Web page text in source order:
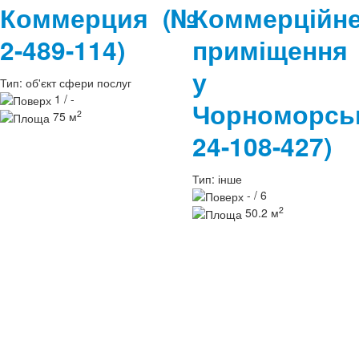
Коммерция (№
2-489-114)
Тип: об'єкт сфери послуг
1 / -
75 м2
приміщення
у
24-108-427)
Тип: інше
- / 6
50.2 м2